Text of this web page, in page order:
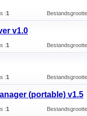
:1
v1.0
:1
:1
(portable) v1.5
:1